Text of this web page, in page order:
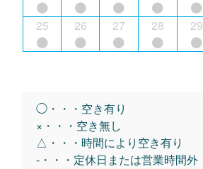
25 26 27 28 29
◯・・・空き有り
×・・・空き無し
△・・・時間により空き有り
-・・・定休日または営業時間外